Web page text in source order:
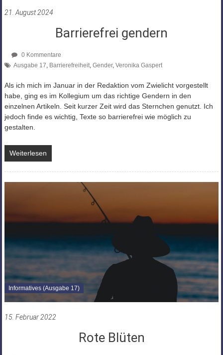
21. August 2024
Barrierefrei gendern
0 Kommentare
Ausgabe 17, Barrierefreiheit, Gender, Veronika Gaspert
Als ich mich im Januar in der Redaktion vom Zwielicht vorgestellt
habe, ging es im Kollegium um das richtige Gendern in den
einzelnen Artikeln. Seit kurzer Zeit wird das Sternchen genutzt. Ich
jedoch finde es wichtig, Texte so barrierefrei wie möglich zu
gestalten.
Weiterlesen
Informatives (Ausgabe 17)
15. Februar 2022
Rote Blüten